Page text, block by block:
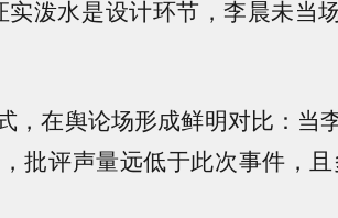
泼水是设计环节，李晨未当
，在舆论场形成鲜明对比：当
批评声量远低于此次事件，